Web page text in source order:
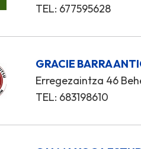
TEL: 677595628
GRACIE BARRA
Erregezaintza 46
TEL: 683198610